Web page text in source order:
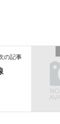
の記事